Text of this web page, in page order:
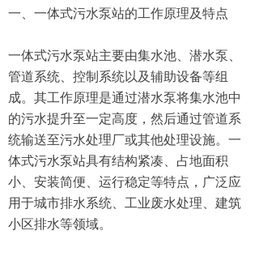
一、一体式污水泵站的工作原理及特点
一体式污水泵站主要由集水池、潜水泵、
管道系统、控制系统以及辅助设备等组
成。其工作原理是通过潜水泵将集水池中
的污水提升至一定高度，然后通过管道系
统输送至污水处理厂或其他处理设施。一
体式污水泵站具有结构紧凑、占地面积
小、安装简便、运行稳定等特点，广泛应
用于城市排水系统、工业废水处理、建筑
小区排水等领域。